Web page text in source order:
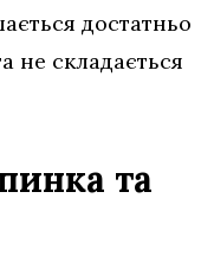
достатньо
не складається
та